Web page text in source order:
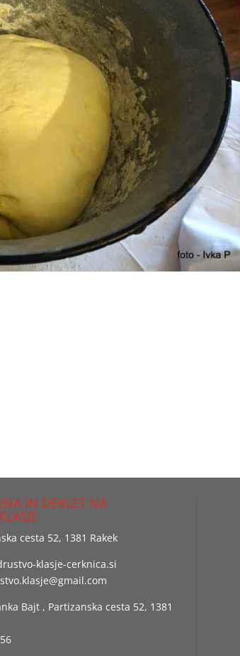
IN DEKLET NA
cesta 52, 1381 Rakek
klasje-cerknica.si
Bajt , Partizanska cesta 52, 1381